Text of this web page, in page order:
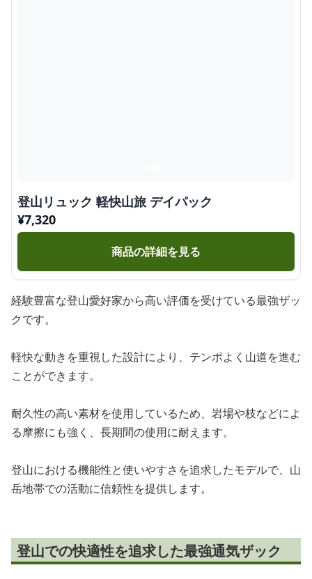
登山リュック 軽快山旅 デイパック
¥7,320
商品の詳細を見る
経験豊富な登山愛好家から高い評価を受けている最強ザッ
クです。
軽快な動きを重視した設計により、テンポよく山道を進む
ことができます。
耐久性の高い素材を使用しているため、岩場や枝などによ
る摩擦にも強く、長期間の使用に耐えます。
登山における機能性と使いやすさを追求したモデルで、山
岳地帯での活動に信頼性を提供します。
登山での快適性を追求した最強通気ザック